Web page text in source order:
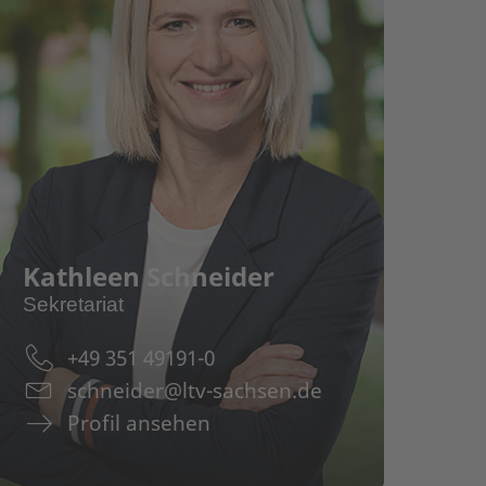
Loeper
Teamassistenz
Veranstaltungsmanagement
Offentlichkeitsarbeit
Kathleen Schneider
Sekretariat
+49 351 49191-0
schneider@ltv-sachsen.de
Profil ansehen